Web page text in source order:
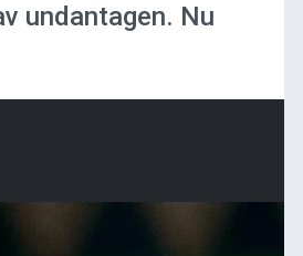
undantagen. Nu